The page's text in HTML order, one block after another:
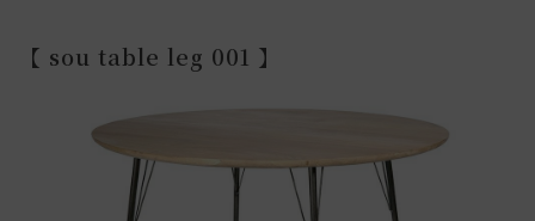
【 sou table leg 001 】